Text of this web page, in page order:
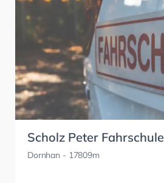
Scholz Peter Fahrschule
Dornhan - 17809m